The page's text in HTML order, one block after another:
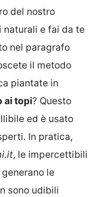
del nostro
e fai da te
nel paragrafo
il metodo
piantate in
ai topi? Questo
ed è usato
In pratica,
, le impercettibili
le
sono udibili